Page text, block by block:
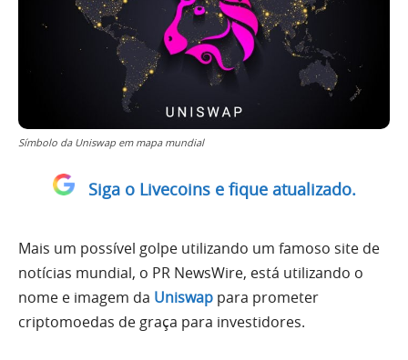
Símbolo da Uniswap em mapa mundial
Siga o Livecoins e fique atualizado.
Mais um possível golpe utilizando um famoso site de
notícias mundial, o PR NewsWire, está utilizando o
nome e imagem da Uniswap para prometer
criptomoedas de graça para investidores.